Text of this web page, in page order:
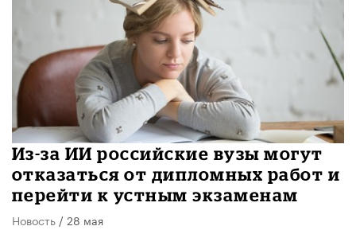
Из-за ИИ российские вузы могут
отказаться от дипломных работ и
перейти к устным экзаменам
Новость / 28 мая